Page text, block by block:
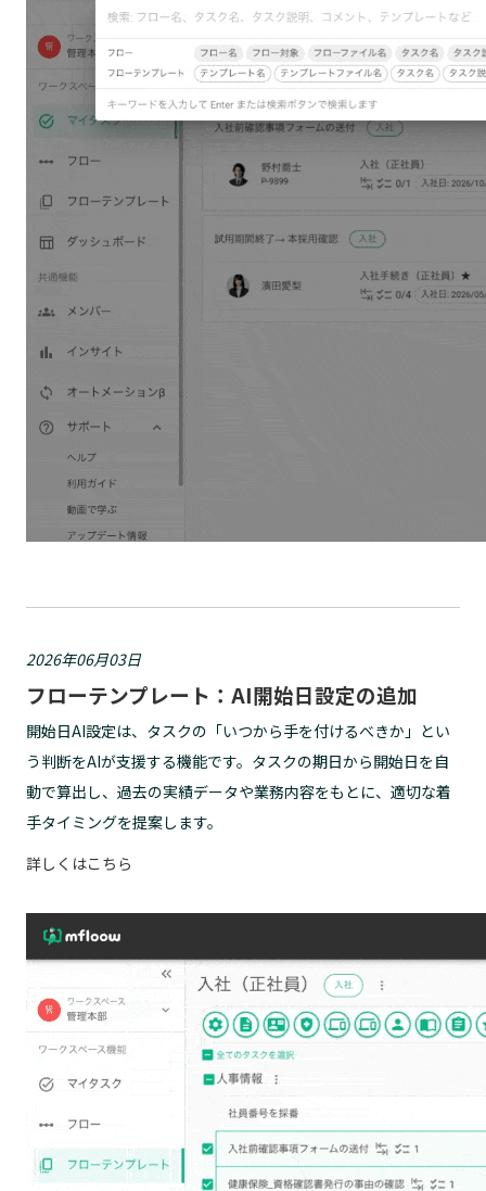
2026年06月03日
フローテンプレート：AI開始日設定の追加
開始日AI設定は、タスクの「いつから手を付けるべきか」とい
う判断をAIが支援する機能です。タスクの期日から開始日を自
動で算出し、過去の実績データや業務内容をもとに、適切な着
手タイミングを提案します。
詳しくはこちら